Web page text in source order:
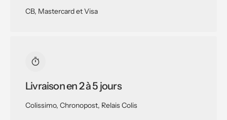
CB, Mastercard et Visa
Livraison en 2 à 5 jours
Colissimo, Chronopost, Relais Colis